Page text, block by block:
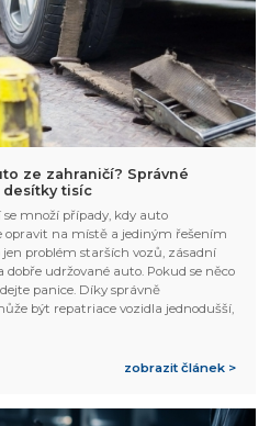
ze zahraničí? Správné
tisíc
množí případy, kdy auto
opravit na místě a jediným řešením
jen problém starších vozů, zásadní
udržované auto. Pokud se něco
panice. Díky správně
být repatriace vozidla jednodušší,
zobrazit článek >